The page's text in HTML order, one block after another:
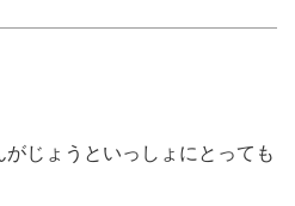
じょうといっしょにとっても